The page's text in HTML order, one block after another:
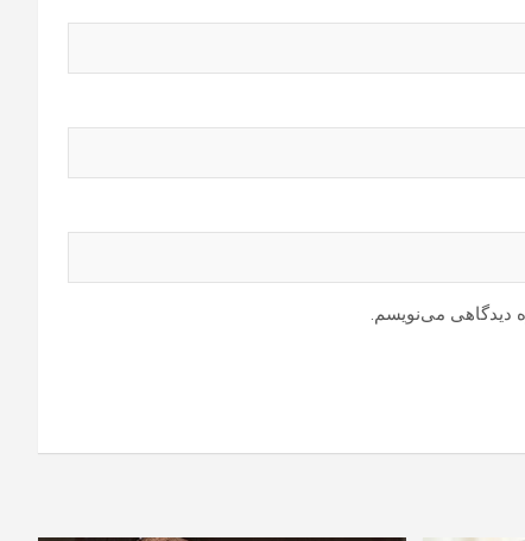
دیدگاهی می‌نویسم.